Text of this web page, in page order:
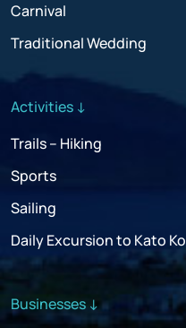
Carnival
Traditional Wedding
Activities ↓
Trails – Hiking
Sports
Sailing
Daily Excursion to Kato
Businesses ↓